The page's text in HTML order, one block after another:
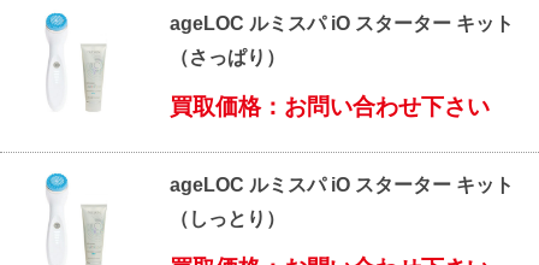
ageLOC ルミスパ iO スターター キット
（さっぱり）
買取価格：お問い合わせ下さい
ageLOC ルミスパ iO スターター キット
（しっとり）